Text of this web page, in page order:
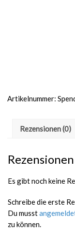
Artikelnummer:
Rezensionen (0)
Rezensionen
Es gibt noch keine
Schreibe die erste
Du musst
zu können.